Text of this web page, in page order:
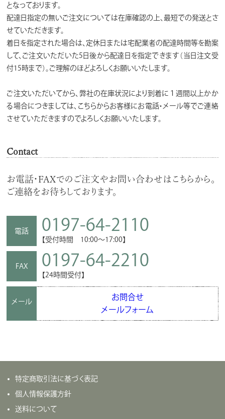
となっております。
配達日指定の無いご注文については在庫確認の上、最短での発送とさ
せていただきます。
着日を指定された場合は、定休日または宅配業者の配達時間等を勘案
して、ご注文いただいた5日後から配達日を指定できます（当日注文受
付15時まで）。ご理解のほどよろしくお願いいたします。
ご注文いただいてから、弊社の在庫状況により到着に１週間以上かか
る場合につきましては、こちらからお客様にお電話・メール等でご連絡
させていただきますのでよろしくお願いいたします。
Contact
お電話・FAXでのご注文やお問い合わせはこちらから。
ご連絡をお待ちしております。
電話 0197-64-2110
【受付時間 10:00～17:00】
FAX 0197-64-2210
【24時間受付】
メール
お問合せ
メールフォーム
特定商取引法に基づく表記
個人情報保護方針
送料について